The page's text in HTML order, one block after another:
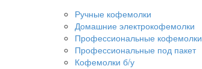
Ручные кофемолки
Домашние электрокофемолки
Профессиональные кофемолки
Профессиональные под пакет
Кофемолки б/у